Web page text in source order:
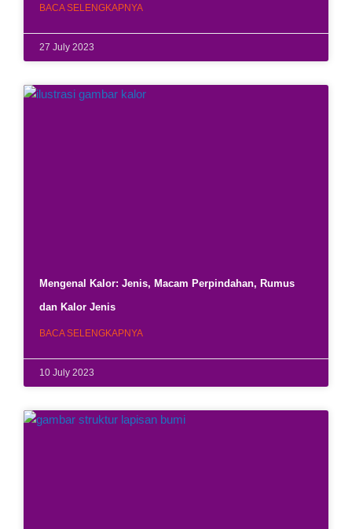
BACA SELENGKAPNYA
27 July 2023
Mengenal Kalor: Jenis, Macam Perpindahan, Rumus
dan Kalor Jenis
BACA SELENGKAPNYA
10 July 2023